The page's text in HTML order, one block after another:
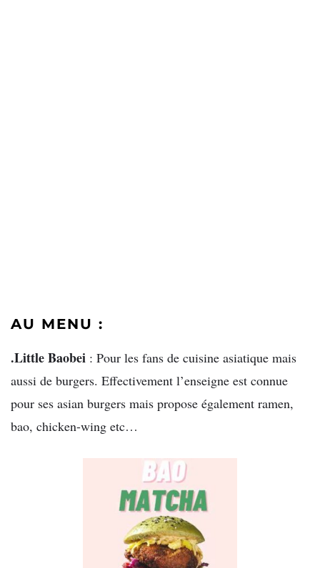
AU MENU :
.Little Baobei : Pour les fans de cuisine asiatique mais
aussi de burgers. Effectivement l’enseigne est connue
pour ses asian burgers mais propose également ramen,
bao, chicken-wing etc…